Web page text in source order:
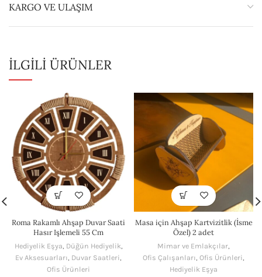
KARGO VE ULAŞIM
İLGILI ÜRÜNLER
Roma Rakamlı Ahşap Duvar Saati
Hasır Işlemeli 55 Cm
Hediyelik Eşya Düğün Hediyelik
Ev Aksesuarları Duvar Saatleri
Ofis Ürünleri
Masa için Ahşap Kartvizitlik (İsme
Özel) 2 adet
Mimar ve Emlakçılar
Ofis Çalışanları Ofis Ürünleri
Hediyelik Eşya